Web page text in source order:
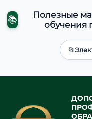
📚
Полезные
обучения
📂